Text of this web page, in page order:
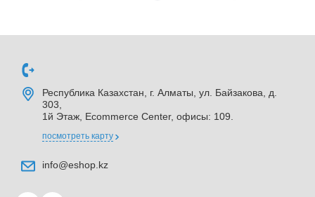
Республика Казахстан, г. Алматы, ул. Байзакова, д.
303,
1й Этаж, Ecommerce Center, офисы: 109.
посмотреть карту
info@eshop.kz